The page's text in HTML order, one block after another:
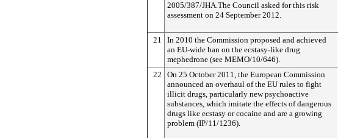
2005/387/JHA.The Council asked for this risk
assessment on 24 September 2012.
21
In 2010 the Commission proposed and achieved
an EU-wide ban on the ecstasy-like drug
mephedrone (see MEMO/10/646).
22
On 25 October 2011, the European Commission
announced an overhaul of the EU rules to fight
illicit drugs, particularly new psychoactive
substances, which imitate the effects of dangerous
drugs like ecstasy or cocaine and are a growing
problem (IP/11/1236).